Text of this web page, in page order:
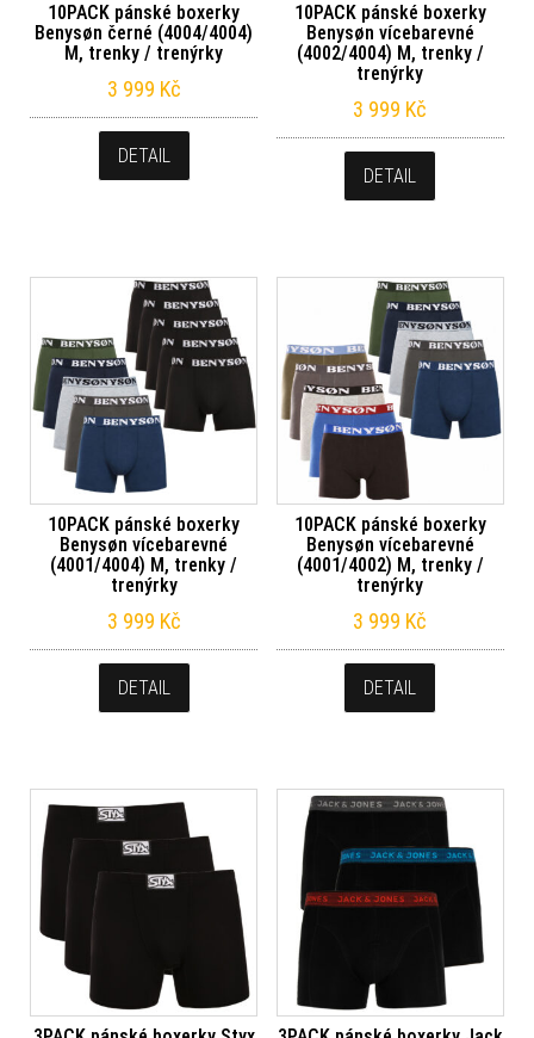
10PACK pánské boxerky
Benysøn černé (4004/4004)
M, trenky / trenýrky
3 999 Kč
DETAIL
10PACK pánské boxerky
Benysøn vícebarevné
(4002/4004) M, trenky /
trenýrky
3 999 Kč
DETAIL
10PACK pánské boxerky
Benysøn vícebarevné
(4001/4004) M, trenky /
trenýrky
3 999 Kč
DETAIL
10PACK pánské boxerky
Benysøn vícebarevné
(4001/4002) M, trenky /
trenýrky
3 999 Kč
DETAIL